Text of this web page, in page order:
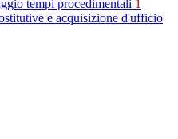
tempi procedimentali 1
e acquisizione d'ufficio